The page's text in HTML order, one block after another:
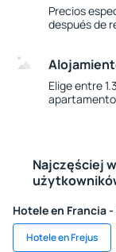
Precios
después de
Elige entre
Najczęściej
Hotele en Francia
Hotele en Frejus